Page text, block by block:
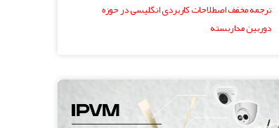
ترجمه مخفف اصطلاحات کاربردی انگلیسی در حوزه
دوربین مداربسته